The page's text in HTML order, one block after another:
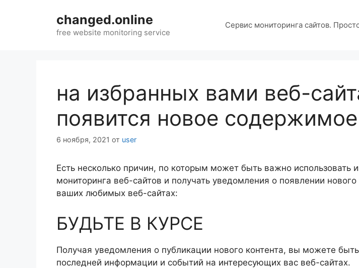
содержимому
changed.online
free website monitoring service
Сервис мониторинга сайтов.
на избранных вами веб-
появится новое содержимое
6 ноября, 2021 от user
Есть несколько причин, по которым может быть важно использовать
мониторинга веб-сайтов и получать уведомления о появлении нового
ваших любимых веб-сайтах:
БУДЬТЕ В КУРСЕ
Получая уведомления о публикации нового контента, вы можете
последней информации и событий на интересующих вас веб-сайтах.